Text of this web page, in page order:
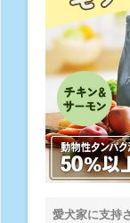
愛犬家に支持